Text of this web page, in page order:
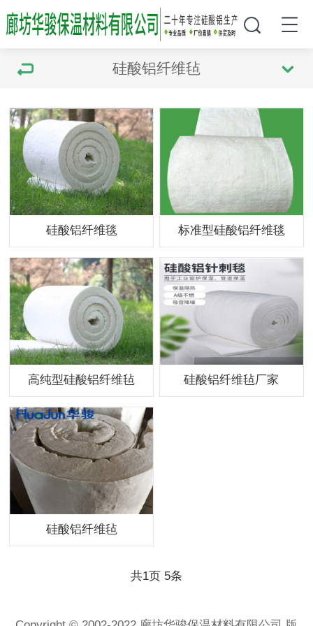
硅酸铝纤维毡
硅酸铝纤维毯 标准型硅酸铝纤维毯
高纯型硅酸铝纤维毡 硅酸铝纤维毡厂家
硅酸铝纤维毡
共1页 5条